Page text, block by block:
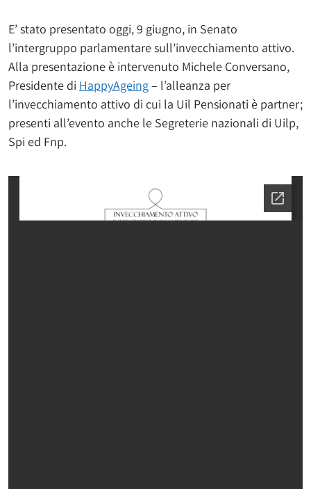
E’ stato presentato oggi, 9 giugno, in Senato
l’intergruppo parlamentare sull’invecchiamento attivo.
Alla presentazione è intervenuto Michele Conversano,
Presidente di HappyAgeing– l’alleanza per
l’invecchiamento attivo di cui la Uil Pensionati è partner;
presenti all’evento anche le Segreterie nazionali di Uilp,
Spi ed Fnp.